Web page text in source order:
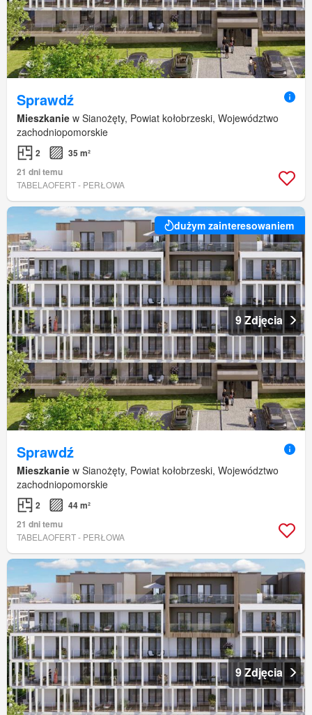
Sprawdź
Mieszkanie w Sianożęty, Powiat kołobrzeski, Województwo
zachodniopomorskie
2
35 m²
21 dni temu
TABELAOFERT - PERŁOWA
dużym zainteresowaniem
9 Zdjęcia
Sprawdź
Mieszkanie w Sianożęty, Powiat kołobrzeski, Województwo
zachodniopomorskie
2
44 m²
21 dni temu
TABELAOFERT - PERŁOWA
9 Zdjęcia